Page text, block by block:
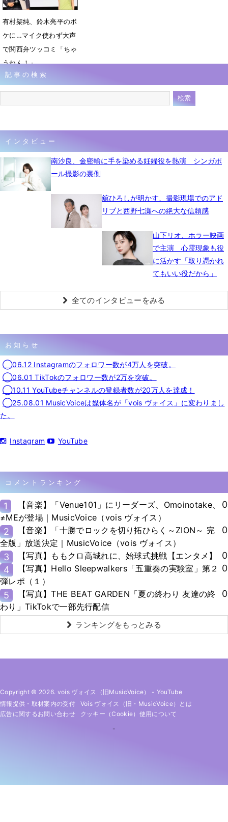
有村架純、鈴木亮平のボ
ケに…マイク使わず大声
で関西弁ツッコミ「ちゃ
うねん！」
4月26日 06時10分
記事の検索
インタビュー
南沙良、金密輸に手を染める妊婦役を熱演 シンガポ
ール撮影の裏側
舘ひろしが明かす、撮影現場でのアド
リブと西野七瀬への絶大な信頼感
山下リオ、ホラー映画
で主演 心霊現象も役
に活かす「取り憑かれ
てもいい役だから」
全てのインタビューをみる
お知らせ
◯06.12 Instagramのフォロワー数が4万人を突破。
◯06.01 TikTokのフォロワー数が2万を突破。
◯10.11 YouTubeチャンネルの登録者数が20万人を達成！
◯25.08.01 MusicVoiceは媒体名が「vois ヴォイス」に変わりまし
た。
Instagram YouTube
コメントランキング
1
【音楽】「Venue101」にリーダーズ、Omoinotake、
≠MEが登場｜MusicVoice（vois ヴォイス）
0
2
【音楽】「十勝でロックを切り拓ひらく～ZION～ 完
全版」放送決定｜MusicVoice（vois ヴォイス）
0
3 【写真】ももクロ高城れに、始球式挑戦【エンタメ】
0
4
【写真】Hello Sleepwalkers「五重奏の実験室」第２
弾レポ（１）
0
5
【写真】THE BEAT GARDEN「夏の終わり 友達の終
わり」TikTokで一部先行配信
0
ランキングをもっとみる
Copyright © 2026. vois ヴォイス（旧MusicVoice） - YouTube
情報提供・取材案内の受付
Vois ヴォイス（旧・MusicVoice）とは
広告に関するお問い合わせ
クッキー（cookie）使用について
-